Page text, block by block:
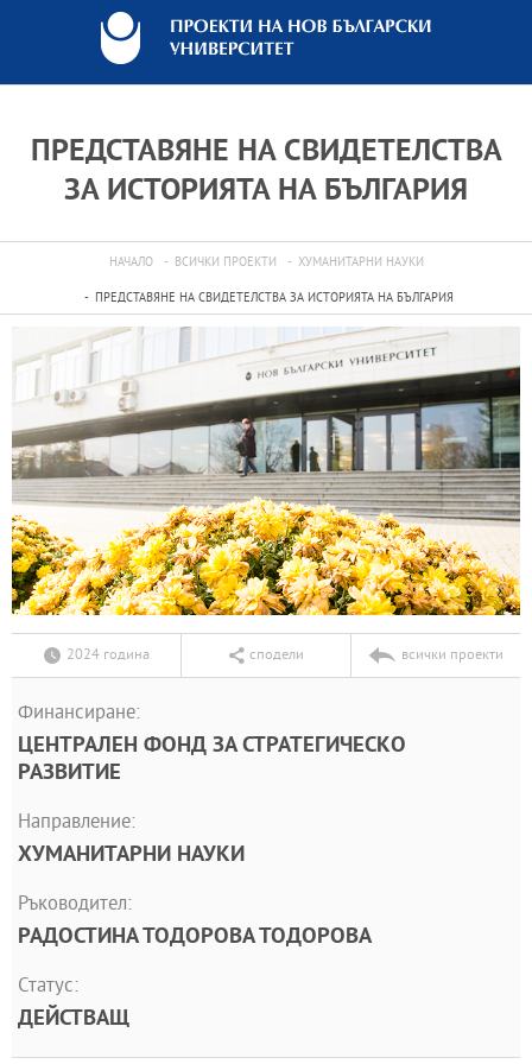
ПРЕДСТАВЯНЕ НА СВИДЕТЕЛСТВА
ЗА ИСТОРИЯТА НА БЪЛГАРИЯ
НАЧАЛО ВСИЧКИ ПРОЕКТИ ХУМАНИТАРНИ НАУКИ
ПРЕДСТАВЯНЕ НА СВИДЕТЕЛСТВА ЗА ИСТОРИЯТА НА БЪЛГАРИЯ
2024 година сподели всички проекти
Финансиране:
ЦЕНТРАЛЕН ФОНД ЗА СТРАТЕГИЧЕСКО
РАЗВИТИЕ
Направление:
ХУМАНИТАРНИ НАУКИ
Ръководител:
РАДОСТИНА ТОДОРОВА ТОДОРОВА
Статус:
ДЕЙСТВАЩ